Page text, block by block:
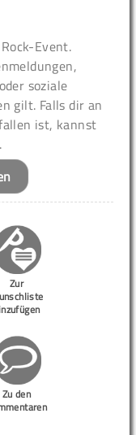
Event.
soziale
gilt. Falls dir an
ist, kannst
Zur
Zu den